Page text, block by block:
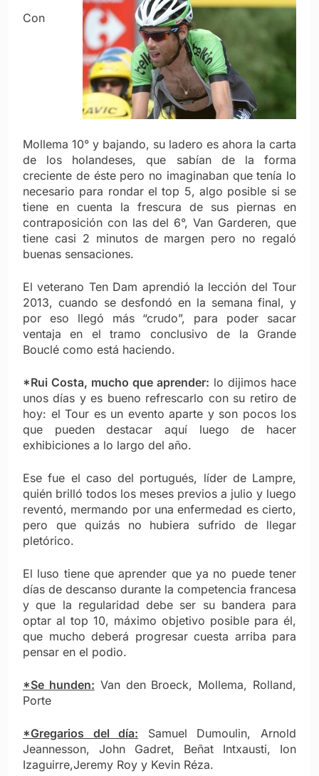
Con
Mollema 10° y bajando, su ladero es ahora la carta
de los holandeses, que sabían de la forma
creciente de éste pero no imaginaban que tenía lo
necesario para rondar el top 5, algo posible si se
tiene en cuenta la frescura de sus piernas en
contraposición con las del 6°, Van Garderen, que
tiene casi 2 minutos de margen pero no regaló
buenas sensaciones.
El veterano Ten Dam aprendió la lección del Tour
2013, cuando se desfondó en la semana final, y
por eso llegó más “crudo”, para poder sacar
ventaja en el tramo conclusivo de la Grande
Bouclé como está haciendo.
*Rui Costa, mucho que aprender: lo dijimos hace
unos días y es bueno refrescarlo con su retiro de
hoy: el Tour es un evento aparte y son pocos los
que pueden destacar aquí luego de hacer
exhibiciones a lo largo del año.
Ese fue el caso del portugués, líder de Lampre,
quién brilló todos los meses previos a julio y luego
reventó, mermando por una enfermedad es cierto,
pero que quizás no hubiera sufrido de llegar
pletórico.
El luso tiene que aprender que ya no puede tener
días de descanso durante la competencia francesa
y que la regularidad debe ser su bandera para
optar al top 10, máximo objetivo posible para él,
que mucho deberá progresar cuesta arriba para
pensar en el podio.
*Se hunden: Van den Broeck, Mollema, Rolland,
Porte
*Gregarios del día: Samuel Dumoulin, Arnold
Jeannesson, John Gadret, Beñat Intxausti, Ion
Izaguirre,Jeremy Roy y Kevin Réza.